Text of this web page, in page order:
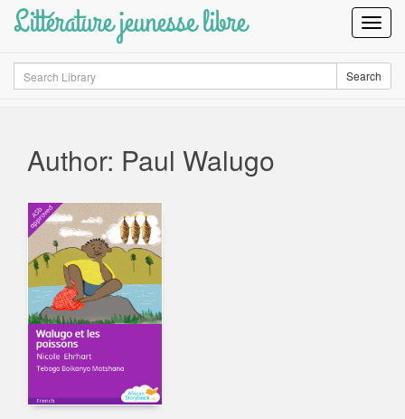
Littérature jeunesse libre
Search Search
Author: Paul Walugo